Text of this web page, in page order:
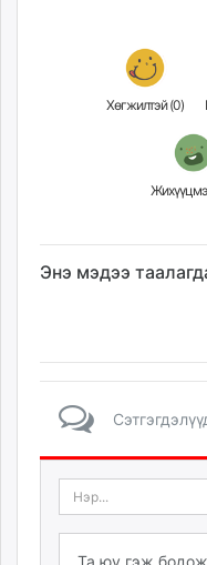
Хөгжилтэй (0)
Энэ мэдээ